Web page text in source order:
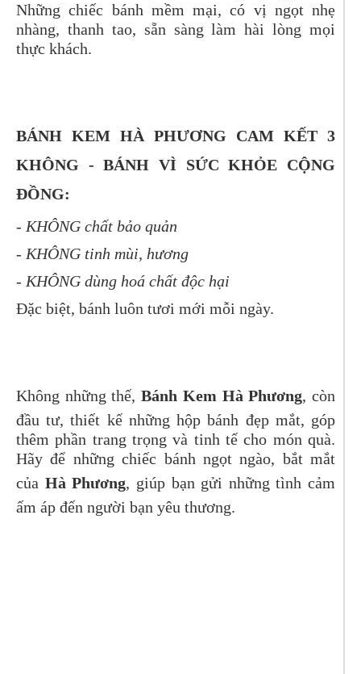
Những chiếc bánh mềm mại, có vị ngọt nhẹ
nhàng, thanh tao, sẵn sàng làm hài lòng mọi
thực khách.
BÁNH KEM HÀ PHƯƠNG CAM KẾT 3
KHÔNG - BÁNH VÌ SỨC KHỎE CỘNG
ĐỒNG:
- KHÔNG chất bảo quản
- KHÔNG tinh mùi, hương
- KHÔNG dùng hoá chất độc hại
Đặc biệt, bánh luôn tươi mới mỗi ngày.
Không những thế,Bánh Kem Hà Phương, còn
đầu tư, thiết kế những hộp bánh đẹp mắt, góp
thêm phần trang trọng và tinh tế cho món quà.
Hãy để những chiếc bánh ngọt ngào, bắt mắt
của Hà Phương, giúp bạn gửi những tình cảm
ấm áp đến người bạn yêu thương.